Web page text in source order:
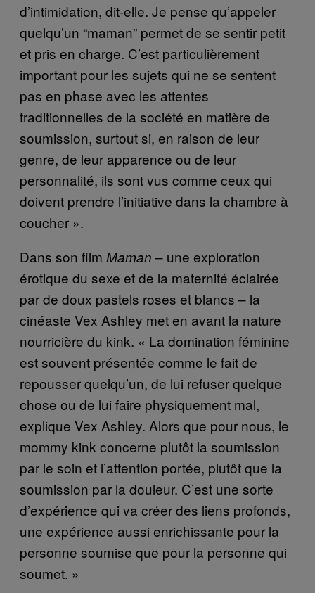
d’intimidation, dit-elle. Je pense qu’appeler
quelqu’un “maman” permet de se sentir petit
et pris en charge. C’est particulièrement
important pour les sujets qui ne se sentent
pas en phase avec les attentes
traditionnelles de la société en matière de
soumission, surtout si, en raison de leur
genre, de leur apparence ou de leur
personnalité, ils sont vus comme ceux qui
doivent prendre l’initiative dans la chambre à
coucher ».
Dans son film Maman – une exploration
érotique du sexe et de la maternité éclairée
par de doux pastels roses et blancs – la
cinéaste Vex Ashley met en avant la nature
nourricière du kink. « La domination féminine
est souvent présentée comme le fait de
repousser quelqu’un, de lui refuser quelque
chose ou de lui faire physiquement mal,
explique Vex Ashley. Alors que pour nous, le
mommy kink concerne plutôt la soumission
par le soin et l’attention portée, plutôt que la
soumission par la douleur. C’est une sorte
d’expérience qui va créer des liens profonds,
une expérience aussi enrichissante pour la
personne soumise que pour la personne qui
soumet. »